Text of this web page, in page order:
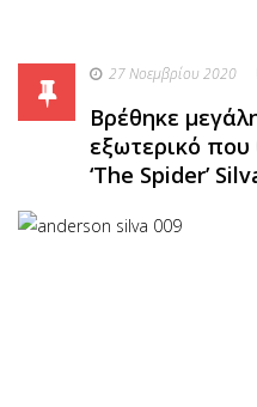
27 Νοεμβρίου 2020
Βρέθηκε
εξωτερικό που
‘The Spider’